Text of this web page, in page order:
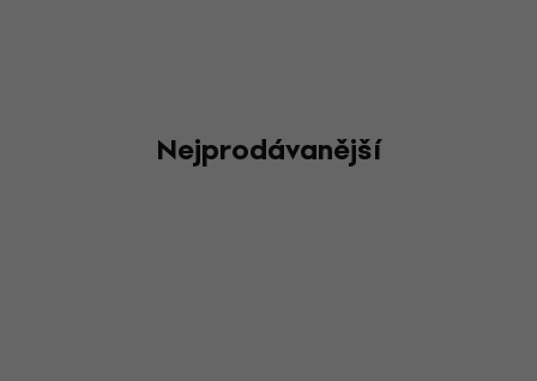
Nejprodávanější